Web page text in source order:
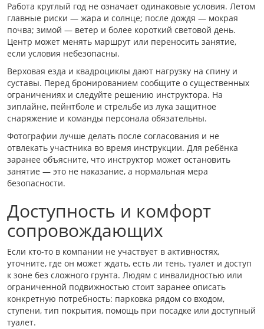
Работа круглый год не означает одинаковые условия. Летом
главные риски — жара и солнце; после дождя — мокрая
почва; зимой — ветер и более короткий световой день.
Центр может менять маршрут или переносить занятие,
если условия небезопасны.
Верховая езда и квадроциклы дают нагрузку на спину и
суставы. Перед бронированием сообщите о существенных
ограничениях и следуйте решению инструктора. На
зиплайне, пейнтболе и стрельбе из лука защитное
снаряжение и команды персонала обязательны.
Фотографии лучше делать после согласования и не
отвлекать участника во время инструкции. Для ребёнка
заранее объясните, что инструктор может остановить
занятие — это не наказание, а нормальная мера
безопасности.
Доступность и комфорт
сопровождающих
Если кто-то в компании не участвует в активностях,
уточните, где он может ждать, есть ли тень, туалет и доступ
к зоне без сложного грунта. Людям с инвалидностью или
ограниченной подвижностью стоит заранее описать
конкретную потребность: парковка рядом со входом,
ступени, тип покрытия, помощь при посадке или доступный
туалет.